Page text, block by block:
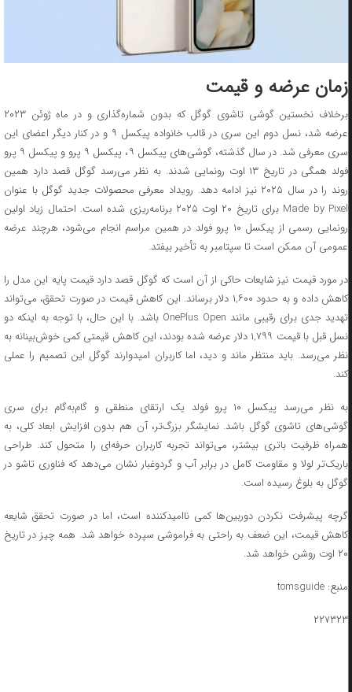
زمان عرضه و قیمت
برخلاف نخستین گوشی تاشوی گوگل که بدون شماره‌گذاری و در ماه ژوئن ۲۰۲۳
عرضه شد، نسل دوم این سری در قالب خانواده پیکسل ۹ و در کنار دیگر اعضای این
سری معرفی شد. در سال گذشته، گوشی‌های پیکسل ۹، پیکسل ۹ پرو و پیکسل ۹ پرو
فولد همگی در تاریخ ۱۳ اوت رونمایی شدند. به نظر می‌رسد گوگل قصد دارد همین
روند را در سال ۲۰۲۵ نیز ادامه دهد. رویداد معرفی محصولات جدید گوگل با عنوان
Made by Pixel برای تاریخ ۲۰ اوت ۲۰۲۵ برنامه‌ریزی شده است. احتمال زیاد اولین
رونمایی رسمی از پیکسل ۱۰ پرو فولد در همین مراسم انجام می‌شود، هرچند عرضه
عمومی آن ممکن است تا سپتامبر به تأخیر بیفتد.
در مورد قیمت نیز شایعات حاکی از آن است که گوگل قصد دارد قیمت پایه این مدل را
کاهش داده و به حدود ۱,۶۰۰ دلار برساند. این کاهش قیمت در صورت تحقق، می‌تواند
تهدید جدی برای رقیبی مانند OnePlus Open باشد. با این حال، با توجه به اینکه دو
نسل قبل با قیمت ۱,۷۹۹ دلار عرضه شده بودند، این کاهش قیمتی کمی خوش‌بینانه به
نظر می‌رسد. باید منتظر ماند و دید، اما کاربران امیدوارند گوگل این تصمیم را عملی
کند.
به نظر می‌رسد پیکسل ۱۰ پرو فولد یک ارتقای منطقی و گام‌به‌گام برای سری
گوشی‌های تاشوی گوگل باشد. نمایشگر بزرگ‌تر، آن هم بدون افزایش ابعاد کلی، به
همراه ظرفیت باتری بیشتر، می‌تواند تجربه کاربران حرفه‌ای را متحول کند. طراحی
باریک‌تر لولا و مقاومت کامل در برابر آب و گردوغبار نشان می‌دهد که فناوری تاشو در
گوگل به بلوغ رسیده است.
گرچه پیشرفت نکردن دوربین‌ها کمی ناامیدکننده است، اما در صورت تحقق شایعه
کاهش قیمت، این ضعف به راحتی به فراموشی سپرده خواهد شد. همه چیز در تاریخ
۲۰ اوت روشن خواهد شد.
منبع: tomsguide
۲۲۷۳۲۳